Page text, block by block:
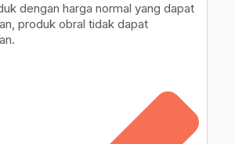
dengan harga normal yang dapat
produk obral tidak dapat